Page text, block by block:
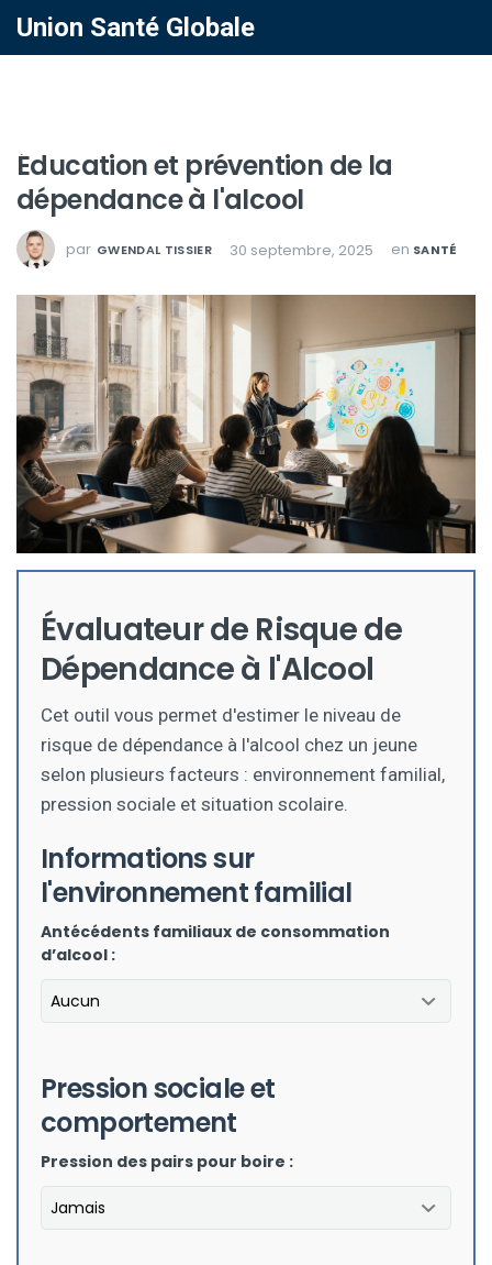
Union Santé Globale
Éducation et prévention de la
dépendance à l'alcool
par GWENDAL TISSIER 30 septembre, 2025 en SANTÉ
Évaluateur de Risque de
Dépendance à l'Alcool
Cet outil vous permet d'estimer le niveau de
risque de dépendance à l'alcool chez un jeune
selon plusieurs facteurs : environnement familial,
pression sociale et situation scolaire.
Informations sur
l'environnement familial
Antécédents familiaux de consommation
d’alcool :
Pression sociale et
comportement
Pression des pairs pour boire :